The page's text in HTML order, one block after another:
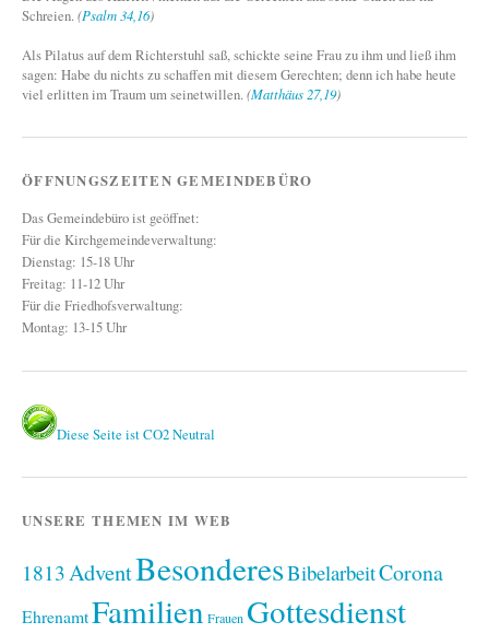
Schreien.(Psalm 34,16)
Als Pilatus auf dem Richterstuhl saß, schickte seine Frau zu ihm und ließ ihm
sagen: Habe du nichts zu schaffen mit diesem Gerechten; denn ich habe heute
viel erlitten im Traum um seinetwillen.(Matthäus 27,19)
ÖFFNUNGSZEITEN GEMEINDEBÜRO
Das Gemeindebüro ist geöffnet:
Für die Kirchgemeindeverwaltung:
Dienstag: 15-18 Uhr
Freitag: 11-12 Uhr
Für die Friedhofsverwaltung:
Montag: 13-15 Uhr
Diese Seite ist CO2 Neutral
UNSERE THEMEN IM WEB
1813AdventBesonderesBibelarbeitCorona
EhrenamtFamilien Frauen Gottesdienst